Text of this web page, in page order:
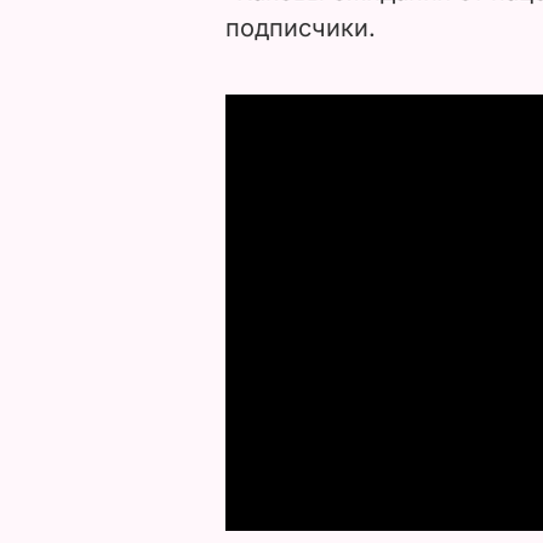
подписчики.